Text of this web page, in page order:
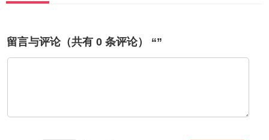
留言与评论（共有 0 条评论） “”